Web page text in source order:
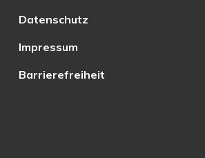
Datenschutz
Impressum
Barrierefreiheit